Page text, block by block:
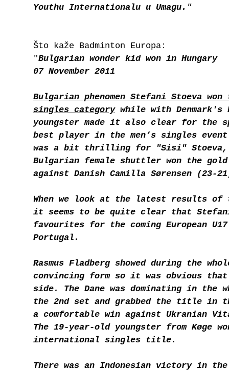
Youthu Internationalu u Umagu. "
Što kaže Badminton Europa:
"Bulgarian wonder kid won in Hungary
07 November 2011
Bulgarian phenomen Stefani Stoeva
singles categorywhile with Denmark's
youngster made it also clear for the
best player in the men’s singles
was a bit thrilling for "Sisi" Stoeva,
Bulgarian female shuttler won the gold
against Danish Camilla Sørensen (23-
When we look at the latest results
it seems to be quite clear that
favourites for the coming European
Portugal.
Rasmus Fladberg showed during the
convincing form so it was obvious
side. The Dane was dominating in the
the 2nd set and grabbed the title in
a comfortable win against Ukranian
The 19-year-old youngster from Køge
international singles title.
There was an Indonesian victory in